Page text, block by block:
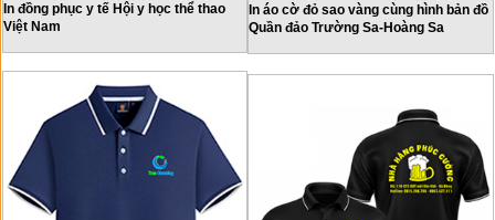
In đồng phục y tế Hội y học thể thao
Việt Nam
In áo cờ đỏ sao vàng cùng hình bản đồ
Quần đảo Trường Sa-Hoàng Sa